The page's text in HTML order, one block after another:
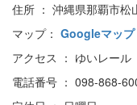
住所 ： 沖縄県那覇市松
マップ： Googleマップ
アクセス ： ゆいレー
電話番号 ： 098-868-